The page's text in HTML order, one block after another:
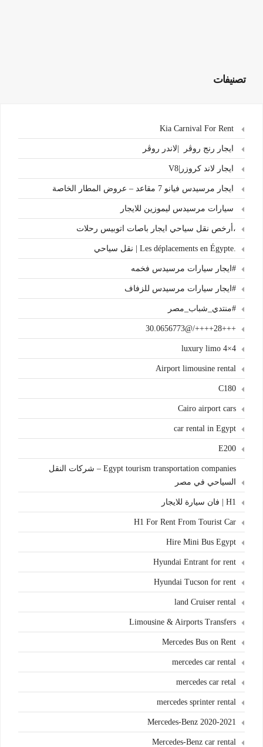
تصنيفات
ايجار رنج روڤر |لاندر روڤر
ايجار لاند كروزر|V8
ايجار مرسيدس فيانو 7 مقاعد – عروض المطار الخاصة
سيارات مرسيدس ليموزين للايجار
،أرخص نقل سياحي ايجار باصات اتوبيس رحلات
.Les déplacements en Égypte | نقل سياحي
#ايجار سيارات مرسيدس فخمه
#ايجار سيارات مرسيدس للزفاف
#منتدي_شباب_مصر
+++28++++/@30.0656773
4×4 luxury limo
Airport limousine rental
C180
Cairo airport cars
car rental in Egypt
E200
Egypt tourism transportation companies – شركات النقل
السياحي في مصر
H1 | فان سيارة للايجار
H1 For Rent From Tourist Car
Hire Mini Bus Egypt
Hyundai Entrant for rent
Hyundai Tucson for rent
land Cruiser rental
Limousine & Airports Transfers
Mercedes Bus on Rent
mercedes car rental
mercedes car retal
mercedes sprinter rental
Mercedes-Benz 2020-2021
Mercedes-Benz car rental